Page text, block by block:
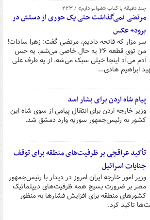
چند دقیقه با کتاب‌ «هواتو دارم» / ۲۲۳
مرتضی نمی‌گذاشت حتی یک حوری از دستش در
برود+ عکس
سر مزار که فاتحه دادیم، مرتضی گفت: زهرا سادات!
من توی قطعه ۲۶ یه حال خاصی می‌شم. یه حس
آدم می‌آد اینجا خیلی سبک می‌شه. از یه طرف علی
ابراهیم هادی...
پیام شاه اردن برای بشار اسد
وزیر خارجه اردن برای انتقال پیامی از سوی شاه این
کشور به رئیس‌جمهور سوریه وارد دمشق شد.
تأکید عراقچی بر ظرفیت‌های منطقه برای توقف
جنایات اسرائیل
وزیر امور خارجه ایران امروز در دیدار با رئیس‌جمهور
مصر بر ضرورت بسیج همه ظرفیت‌های دیپلماتیک
کشورهای منطقه برای افزایش فشارها به منظور
تاکید کرد.